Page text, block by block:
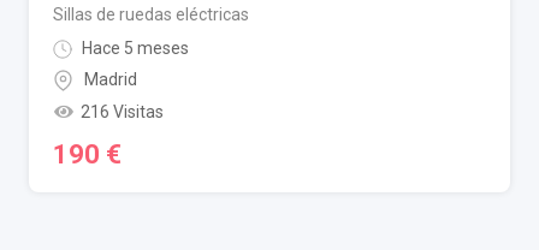
Sillas de ruedas eléctricas
Hace 5 meses
Madrid
216 Visitas
190 €